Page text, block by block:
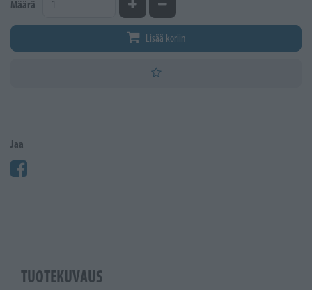
Määrä Kasvata määrääVähennä määrää
Lisää koriin
Jaa
TUOTEKUVAUS